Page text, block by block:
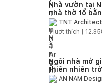
Nhà vườn tại
nhà thờ tổ
lại không gian
TNT
1lượt thích |
Ngôi nhà mở
thiên nhiên
của cuộc sống
AN NAM